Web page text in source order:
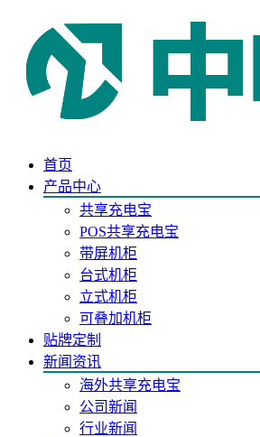
首页
产品中心
共享充电宝
POS共享充电宝
带屏机柜
台式机柜
立式机柜
可叠加机柜
贴牌定制
新闻资讯
海外共享充电宝
公司新闻
行业新闻